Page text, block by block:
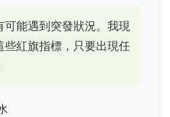
可能遇到突發狀況。我現
些紅旗指標，只要出現任